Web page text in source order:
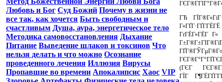
Любовь и Бог Суд Божий Почему в жизни не
все так, как хочется Быть свободным и
счастливым Душа, аура, энергетическое тело
Методика самовосстановления Дыхание
Питание Выведение шлаков и токсинов Что
нельзя делать и что можно Осознание
проведенного лечения Иллюзия Вирусы
Пропавшие во времени Апокалипсис Хаос VIP
ГЋ
ГґГЁГ«ГЁГ
(ГЄГ
ГЇГ